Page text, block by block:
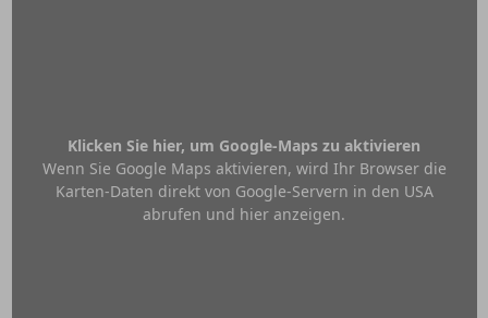
Klicken Sie hier, um Google-Maps zu aktivieren
Wenn Sie Google Maps aktivieren, wird Ihr Browser die
Karten-Daten direkt von Google-Servern in den USA
abrufen und hier anzeigen.